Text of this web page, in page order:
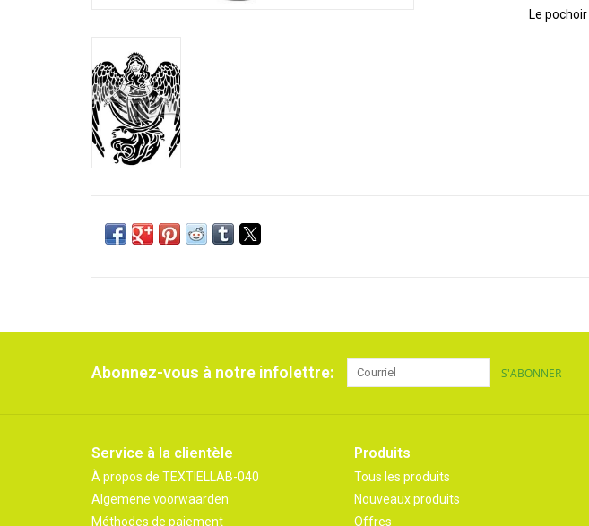
Le pochoir
Abonnez-vous à notre infolettre: S'ABONNER
Service à la clientèle
À propos de TEXTIELLAB-040
Algemene voorwaarden
Méthodes de paiement
Produits
Tous les produits
Nouveaux produits
Offres